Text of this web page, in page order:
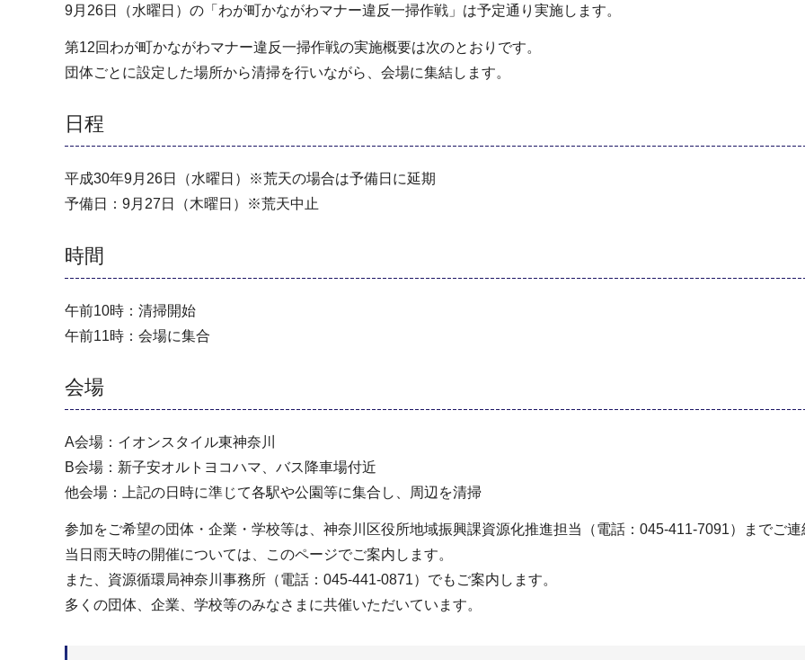
9月26日（水曜日）の「わが町かながわマナー違反一掃作戦」は予定通り実施します。
第12回わが町かながわマナー違反一掃作戦の実施概要は次のとおりです。
団体ごとに設定した場所から清掃を行いながら、会場に集結します。
日程
平成30年9月26日（水曜日）※荒天の場合は予備日に延期
予備日：9月27日（木曜日）※荒天中止
時間
午前10時：清掃開始
午前11時：会場に集合
会場
A会場：イオンスタイル東神奈川
B会場：新子安オルトヨコハマ、バス降車場付近
他会場：上記の日時に準じて各駅や公園等に集合し、周辺を清掃
参加をご希望の団体・企業・学校等は、神奈川区役所地域振興課資源化推進担当（電話：045-411-7091）までご連
当日雨天時の開催については、このページでご案内します。
また、資源循環局神奈川事務所（電話：045-441-0871）でもご案内します。
多くの団体、企業、学校等のみなさまに共催いただいています。